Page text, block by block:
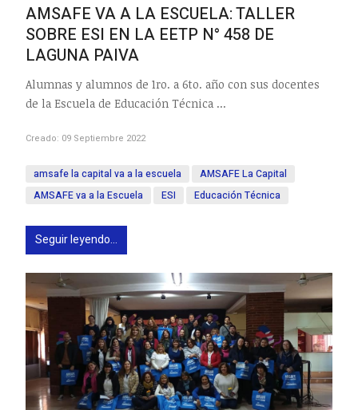
AMSAFE VA A LA ESCUELA: TALLER
SOBRE ESI EN LA EETP N° 458 DE
LAGUNA PAIVA
Alumnas y alumnos de 1ro. a 6to. año con sus docentes
de la Escuela de Educación Técnica ...
Creado: 09 Septiembre 2022
amsafe la capital va a la escuela
AMSAFE La Capital
AMSAFE va a la Escuela
ESI Educación Técnica
Seguir leyendo...